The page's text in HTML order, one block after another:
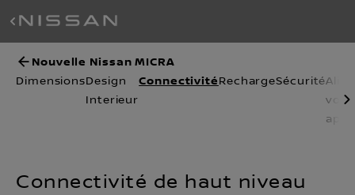
Nouvelle Nissan MICRA
DimensionsDesign
Interieur
ConnectivitéRechargeSécurité
vos
Connectivité de haut niveau